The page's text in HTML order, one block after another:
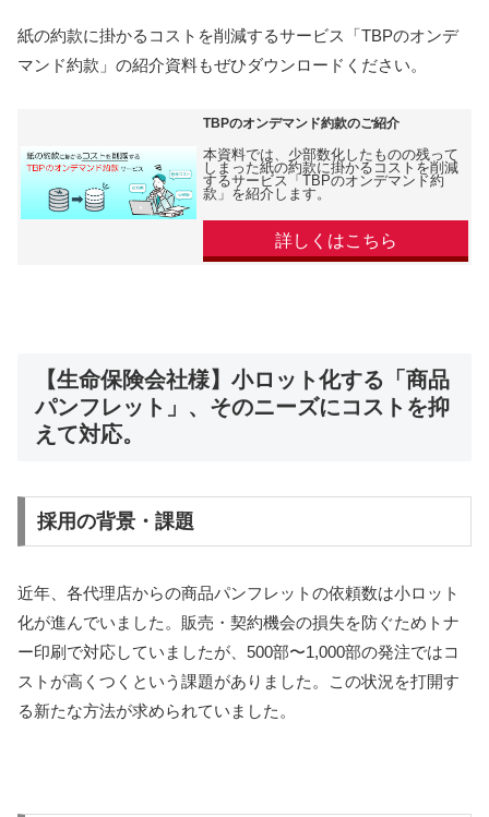
紙の約款に掛かるコストを削減するサービス「TBPのオンデ
マンド約款」の紹介資料もぜひダウンロードください。
TBPのオンデマンド約款のご紹介
本資料では、少部数化したものの残って
しまった紙の約款に掛かるコストを削減
するサービス「TBPのオンデマンド約
款」を紹介します。
詳しくはこちら
【生命保険会社様】小ロット化する「商品
パンフレット」、そのニーズにコストを抑
えて対応。
採用の背景・課題
近年、各代理店からの商品パンフレットの依頼数は小ロット
化が進んでいました。販売・契約機会の損失を防ぐためトナ
ー印刷で対応していましたが、500部〜1,000部の発注ではコ
ストが高くつくという課題がありました。この状況を打開す
る新たな方法が求められていました。